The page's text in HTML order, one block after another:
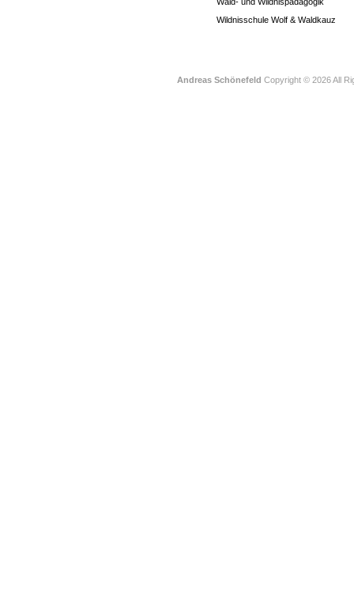
Wildnisschule Wolf & Waldkauz
Andreas Schönefeld Copyright © 2026 All